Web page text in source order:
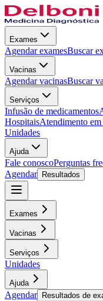
Exames
Agendar examesBuscar
Vacinas
Agendar vacinasBuscar
Serviços
Infusão de medicamentos
HospitaisAtendimento em
Unidades
Ajuda
Fale conoscoPerguntas
Agendar
Resultados
Exames
Vacinas
Serviços
Unidades
Ajuda
Agendar Resultados de